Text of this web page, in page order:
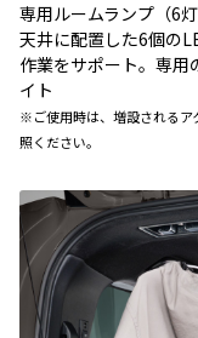
専用ルームランプ（6灯
天井に配置した6個の
作業をサポート。専用
イト
※ご使用時は、増設されるア
照ください。